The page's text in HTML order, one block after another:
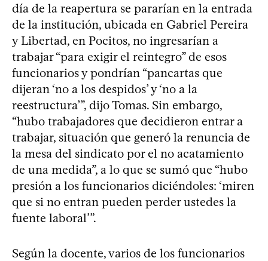
día de la reapertura se pararían en la entrada
de la institución, ubicada en Gabriel Pereira
y Libertad, en Pocitos, no ingresarían a
trabajar “para exigir el reintegro” de esos
funcionarios y pondrían “pancartas que
dijeran ‘no a los despidos’ y ‘no a la
reestructura’”, dijo Tomas. Sin embargo,
“hubo trabajadores que decidieron entrar a
trabajar, situación que generó la renuncia de
la mesa del sindicato por el no acatamiento
de una medida”, a lo que se sumó que “hubo
presión a los funcionarios diciéndoles: ‘miren
que si no entran pueden perder ustedes la
fuente laboral’”.
Según la docente, varios de los funcionarios